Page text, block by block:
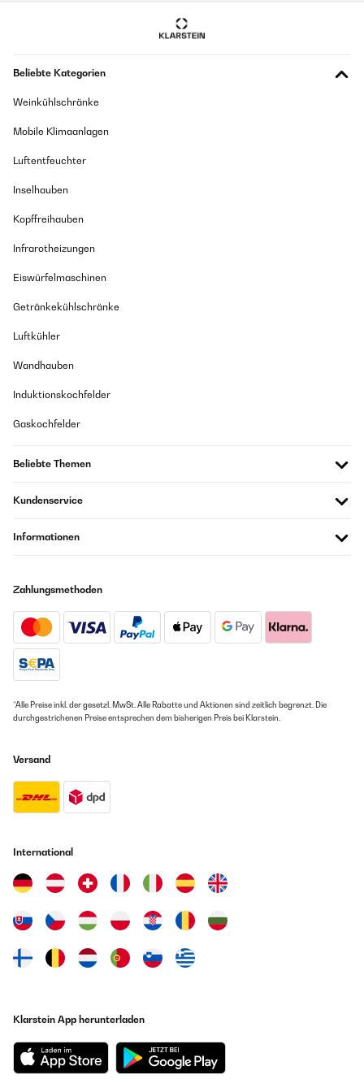
Beliebte Kategorien
Weinkühlschränke
Mobile Klimaanlagen
Luftentfeuchter
Inselhauben
Kopffreihauben
Infrarotheizungen
Eiswürfelmaschinen
Getränkekühlschränke
Luftkühler
Wandhauben
Induktionskochfelder
Gaskochfelder
Beliebte Themen
Kundenservice
Informationen
Zahlungsmethoden
*Alle Preise inkl. der gesetzl. MwSt. Alle Rabatte und Aktionen sind zeitlich begrenzt. Die
durchgestrichenen Preise entsprechen dem bisherigen Preis bei Klarstein.
Versand
International
Klarstein App herunterladen